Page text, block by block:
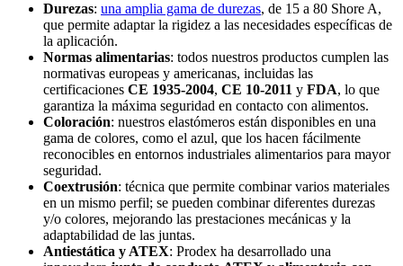
Durezas: una amplia gama de durezas, de 15 a 80 Shore A,
que permite adaptar la rigidez a las necesidades específicas de
la aplicación.
Normas alimentarias: todos nuestros productos cumplen las
normativas europeas y americanas, incluidas las
certificaciones CE 1935-2004, CE 10-2011 y FDA, lo que
garantiza la máxima seguridad en contacto con alimentos.
Coloración: nuestros elastómeros están disponibles en una
gama de colores, como el azul, que los hacen fácilmente
reconocibles en entornos industriales alimentarios para mayor
seguridad.
Coextrusión: técnica que permite combinar varios materiales
en un mismo perfil; se pueden combinar diferentes durezas
y/o colores, mejorando las prestaciones mecánicas y la
adaptabilidad de las juntas.
Antiestática y ATEX: Prodex ha desarrollado una